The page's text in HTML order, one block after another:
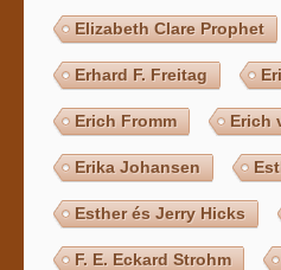
Elizabeth Clare Prophet
Erhard F. Freitag
Erich Fromm Erich
Erika Johansen
Esther és Jerry Hicks
F. E. Eckard Strohm